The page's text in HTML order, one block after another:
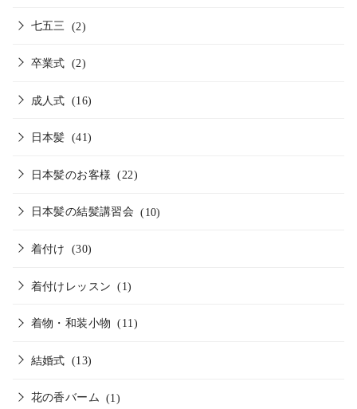
七五三 (2)
卒業式 (2)
成人式 (16)
日本髪 (41)
日本髪のお客様 (22)
日本髪の結髪講習会 (10)
着付け (30)
着付けレッスン (1)
着物・和装小物 (11)
結婚式 (13)
花の香バーム (1)